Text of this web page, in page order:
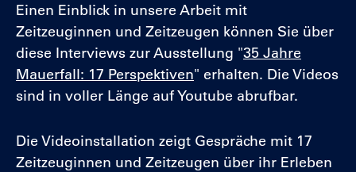
Einen Einblick in unsere Arbeit mit
Zeitzeuginnen und Zeitzeugen können Sie über
diese Interviews zur Ausstellung "35 Jahre
Mauerfall: 17 Perspektiven" erhalten. Die Videos
sind in voller Länge auf Youtube abrufbar.
Die Videoinstallation zeigt Gespräche mit 17
Zeitzeuginnen und Zeitzeugen über ihr Erleben